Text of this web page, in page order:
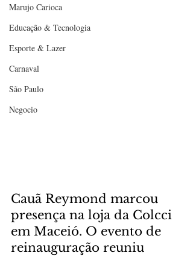
Marujo Carioca
Educação & Tecnologia
Esporte & Lazer
Carnaval
São Paulo
Negocio
Cauã Reymond marcou
presença na loja da Colcci
em Maceió. O evento de
reinauguração reuniu